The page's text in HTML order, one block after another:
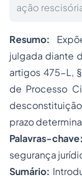
ação
Resumo:
julgada diante
artigos 475-L,
de Processo
prazo
Palavras-chave:
segurança
Sumário: